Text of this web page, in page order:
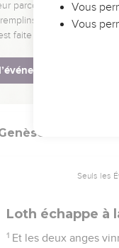
Et il dit : Voici, j'ai
à cause des vingt.
Et il dit : Je te prie,
trouvera-t-il dix ? Et il
Et l'Éternel s'en
Genèse
Seuls les
Loth échappe à
1 Et les deux anges
Vous
Vous